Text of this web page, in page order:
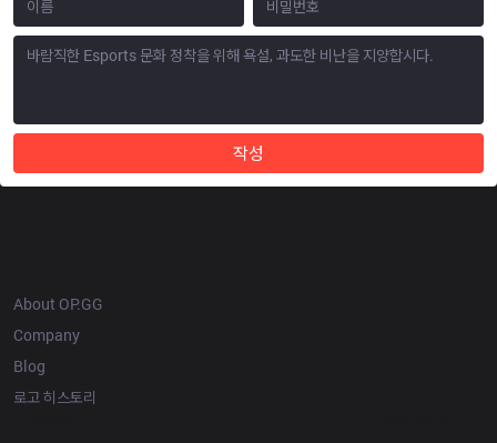
작성
About OP.GG
Company
Blog
로고 히스토리